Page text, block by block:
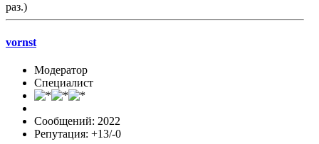
раз.)
vornst
Модератор
Специалист
Сообщений: 2022
Репутация: +13/-0